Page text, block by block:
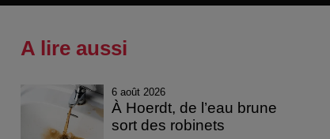
A lire aussi
6 août 2026
À Hoerdt, de l’eau brune
sort des robinets